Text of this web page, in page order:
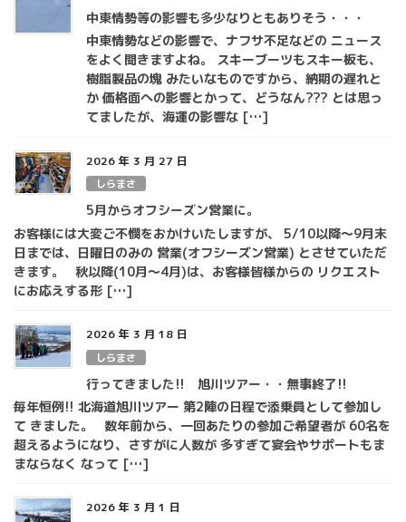
中東情勢等の影響も多少なりともありそう・・・
中東情勢などの影響で、ナフサ不足などの ニュース
をよく聞きますよね。 スキーブーツもスキー板も、
樹脂製品の塊 みたいなものですから、納期の遅れと
か 価格面への影響とかって、どうなん??? とは思っ
てましたが、海運の影響な […]
2026 年 3 月 27 日
しらまさ
5月からオフシーズン営業に。
お客様には大変ご不憫をおかけいたしますが、 5/10以降～9月末
日までは、日曜日のみの 営業(オフシーズン営業) とさせていただ
きます。 秋以降(10月～4月)は、お客様皆様からの リクエスト
にお応えする形 […]
2026 年 3 月 18 日
しらまさ
行ってきました!! 旭川ツアー・・無事終了!!
毎年恒例!! 北海道旭川ツアー 第2陣の日程で添乗員として参加し
て きました。 数年前から、一回あたりの参加ご希望者が 60名を
超えるようになり、さすがに人数が 多すぎて宴会やサポートもま
まならなく なって […]
2026 年 3 月 1 日